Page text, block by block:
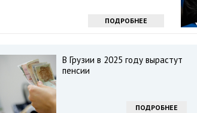
ПОДРОБНЕЕ
В Грузии в 2025 году вырастут
пенсии
ПОДРОБНЕЕ